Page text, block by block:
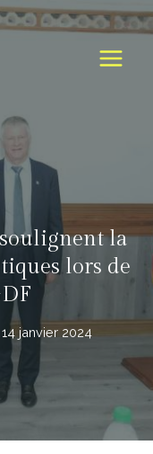
la
lors de
14 janvier 2024